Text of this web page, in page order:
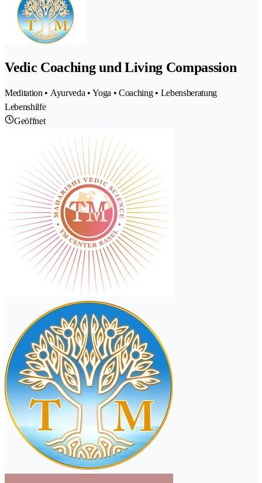
Vedic Coaching und Living Compassion
Meditation • Ayurveda • Yoga • Coaching • Lebensberatung
Lebenshilfe
Geöffnet